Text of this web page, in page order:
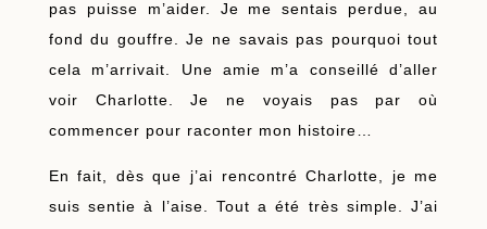
pas puisse m’aider. Je me sentais perdue, au
fond du gouffre. Je ne savais pas pourquoi tout
cela m’arrivait. Une amie m’a conseillé d’aller
voir Charlotte. Je ne voyais pas par où
commencer pour raconter mon histoire…
En fait, dès que j’ai rencontré Charlotte, je me
suis sentie à l’aise. Tout a été très simple. J’ai